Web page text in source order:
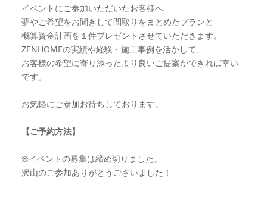
イベントにご参加いただいたお客様へ
夢やご希望をお聞きして間取りをまとめたプランと
概算資金計画を１件プレゼントさせていただきます。
ZENHOMEの実績や経験・施工事例を活かして、
お客様の希望に寄り添ったより良いご提案ができれば幸い
です。
お気軽にご参加お待ちしております。
【ご予約方法】
※イベントの募集は締め切りました。
沢山のご参加ありがとうございました！